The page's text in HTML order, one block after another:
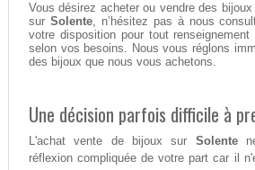
Vous désirez acheter ou vendre des
sur Solente, n’hésitez pas à nous
votre disposition pour tout
selon vos besoins. Nous vous réglons
des bijoux que nous vous achetons.
Une décision parfois difficile à
L'achat vente de bijoux sur Solente
réflexion compliquée de votre part car il